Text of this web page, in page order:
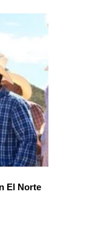
El Norte